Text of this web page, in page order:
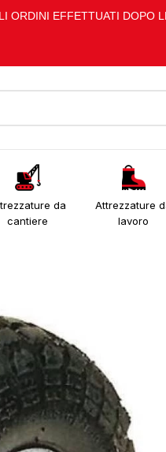
ORDINI EFFETTUATI DOPO
da
cantiere
Attrezzature
lavoro